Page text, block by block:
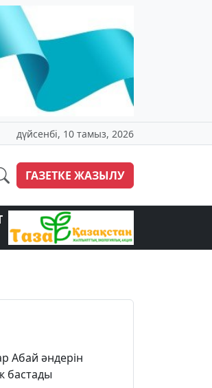
дүйсенбі, 10 тамыз, 2026
ГАЗЕТКЕ ЖАЗЫЛУ
Абай әндерін
бастады